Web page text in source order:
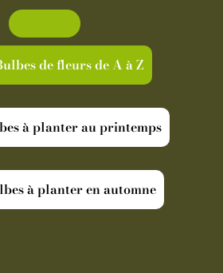
de fleurs de A à Z
à planter au printemps
à planter en automne